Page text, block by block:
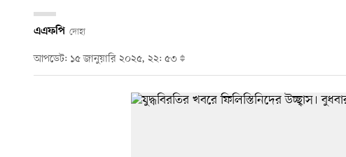
এএফপি দোহা
আপডেট: ১৫ জানুয়ারি ২০২৫, ২২: ৫৩